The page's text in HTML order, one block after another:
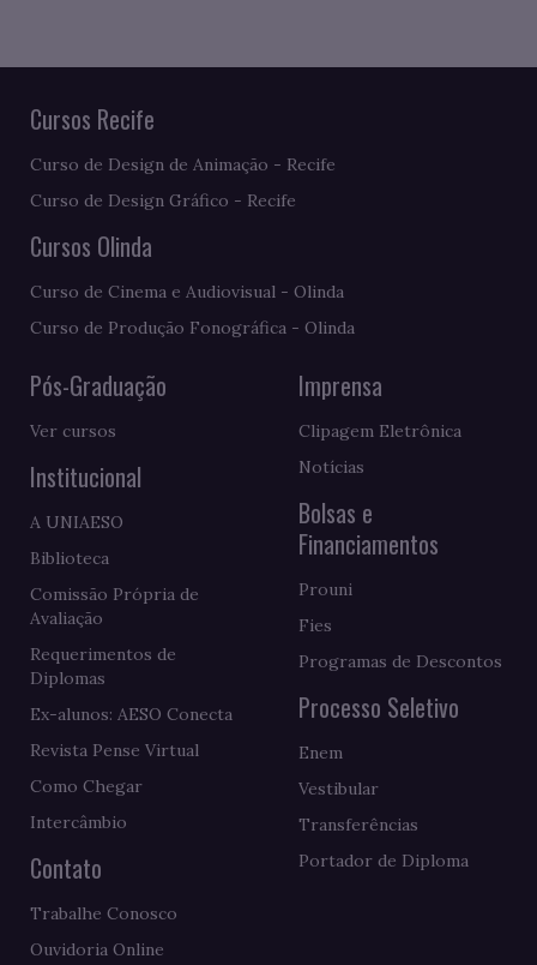
Cursos Recife
Curso de Design de Animação - Recife
Curso de Design Gráfico - Recife
Cursos Olinda
Curso de Cinema e Audiovisual - Olinda
Curso de Produção Fonográfica - Olinda
Pós-Graduação
Ver cursos
Institucional
A UNIAESO
Biblioteca
Comissão Própria de
Avaliação
Requerimentos de
Diplomas
Ex-alunos: AESO Conecta
Revista Pense Virtual
Como Chegar
Intercâmbio
Contato
Trabalhe Conosco
Ouvidoria Online
Imprensa
Clipagem Eletrônica
Notícias
Bolsas e
Financiamentos
Prouni
Fies
Programas de Descontos
Processo Seletivo
Enem
Vestibular
Transferências
Portador de Diploma